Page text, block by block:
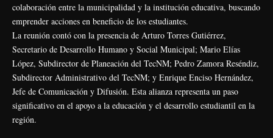
colaboración entre la municipalidad y la institución educativa, buscando
emprender acciones en beneficio de los estudiantes.
La reunión contó con la presencia de Arturo Torres Gutiérrez,
Secretario de Desarrollo Humano y Social Municipal; Mario Elías
López, Subdirector de Planeación del TecNM; Pedro Zamora Reséndiz,
Subdirector Administrativo del TecNM; y Enrique Enciso Hernández,
Jefe de Comunicación y Difusión. Esta alianza representa un paso
significativo en el apoyo a la educación y el desarrollo estudiantil en la
región.